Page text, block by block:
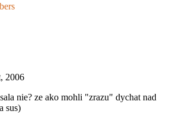
2006
nie? ze ako mohli "zrazu" dychat nad
sus)